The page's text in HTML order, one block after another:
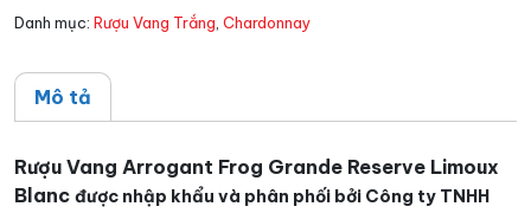
Blanc
Danh mục: Rượu Vang Trắng, Chardonnay
Mô tả
Rượu Vang Arrogant Frog Grande Reserve Limoux
Blanc được nhập khẩu và phân phối bởi Công ty TNHH